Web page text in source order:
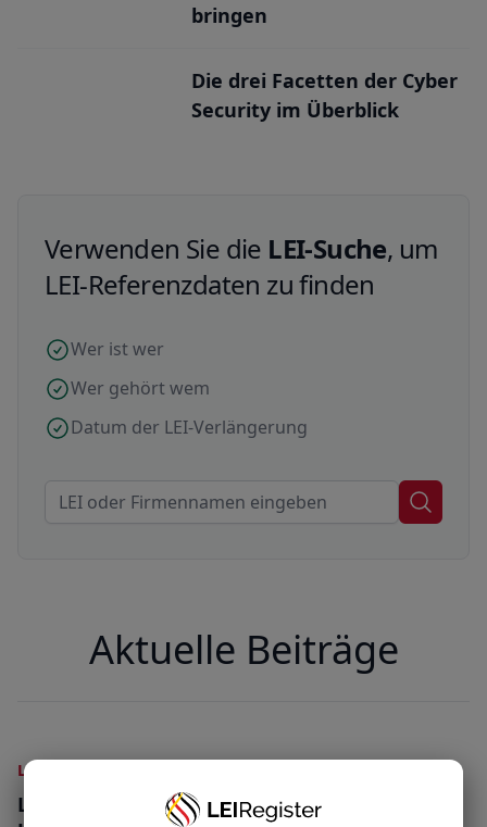
bringen
Die drei Facetten der Cyber
Security im Überblick
Verwenden Sie die LEI-Suche, um
LEI-Referenzdaten zu finden
Wer ist wer
Wer gehört wem
Datum der LEI-Verlängerung
LEI
Aktuelle Beiträge
LEI
LEI-Level-2-Daten: So zeigt der LEI, wem ein